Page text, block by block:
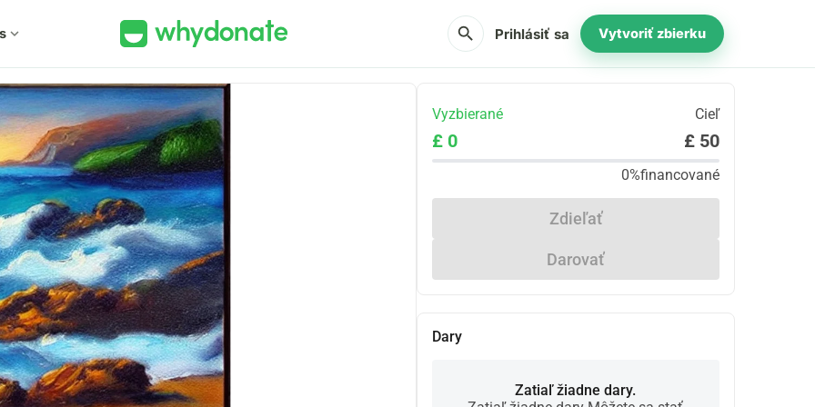
expand_more search Prihlásiť sa Vytvoriť zbierku
Vyzbierané Cieľ
£ 0 £ 50
0%financované
Zdieľať
Darovať
Dary
Zatiaľ žiadne dary.